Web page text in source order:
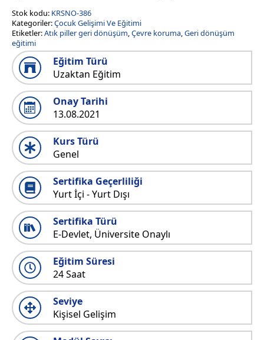
Stok kodu: KRSNO-386
Kategoriler:Çocuk Gelişimi Ve Eğitimi
Etiketler:Atık piller geri dönüşüm,Çevre koruma,Geri dönüşüm
eğitimi
Eğitim Türü
Uzaktan Eğitim
Onay Tarihi
13.08.2021
Kurs Türü
Genel
Sertifika Geçerliliği
Yurt İçi - Yurt Dışı
Sertifika Türü
E-Devlet, Üniversite Onaylı
Eğitim Süresi
24 Saat
Seviye
Kişisel Gelişim